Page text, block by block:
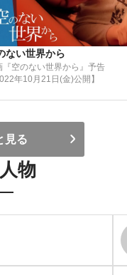
ない世界から
『空のない世界から』予告
年10月21日(金)公開】
見る
物